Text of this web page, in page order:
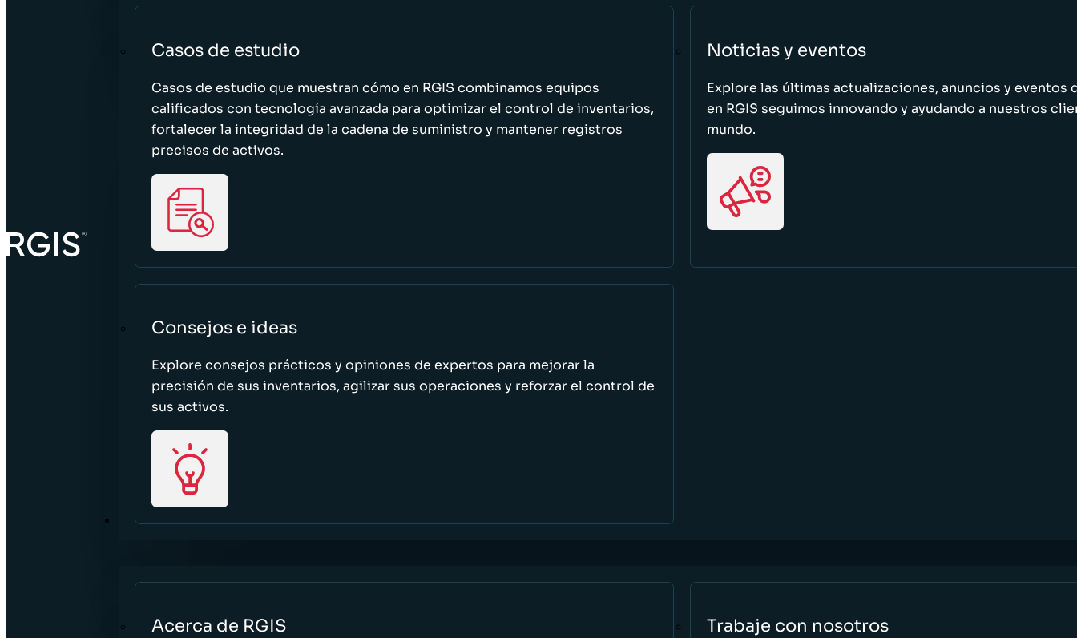
Casos de estudio
Casos de estudio que muestran cómo en RGIS combinamos equipos
calificados con tecnología avanzada para optimizar el control de inventarios,
fortalecer la integridad de la cadena de suministro y mantener registros
precisos de activos.
Noticias y eventos
Explore las últimas actualizaciones, anuncios y eventos
en RGIS seguimos innovando y ayudando a nuestros
mundo.
Consejos e ideas
Explore consejos prácticos y opiniones de expertos para mejorar la
precisión de sus inventarios, agilizar sus operaciones y reforzar el control de
sus activos.
ACERCA DE
Acerca de RGIS Trabaje con nosotros